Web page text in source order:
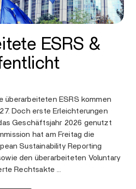
ESRS &
überarbeiteten ESRS kommen
Doch erste Erleichterungen
Geschäftsjahr 2026 genutzt
hat am Freitag die
Sustainability Reporting
den überarbeiteten Voluntary
Rechtsakte …